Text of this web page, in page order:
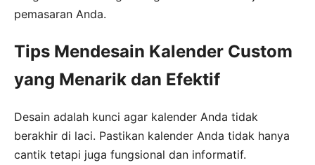
pemasaran Anda.
Tips Mendesain Kalender Custom
yang Menarik dan Efektif
Desain adalah kunci agar kalender Anda tidak
berakhir di laci. Pastikan kalender Anda tidak hanya
cantik tetapi juga fungsional dan informatif.